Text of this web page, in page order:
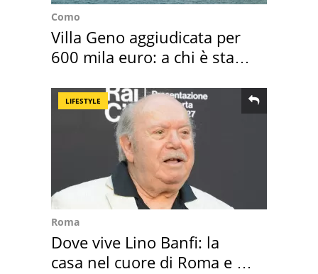
Como
Villa Geno aggiudicata per
600 mila euro: a chi è stata
LIFESTYLE
Roma
Dove vive Lino Banfi: la
casa nel cuore di Roma e i